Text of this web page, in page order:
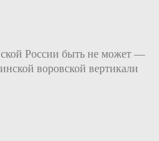
России быть не может —
воровской вертикали